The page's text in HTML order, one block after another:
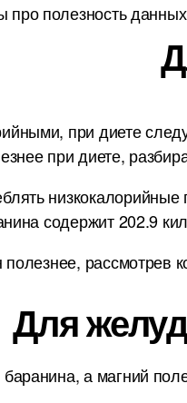
полезность
при диете
при диете,
низкокалорийные
содержит 202.9
рассмотрев
Для
а магний